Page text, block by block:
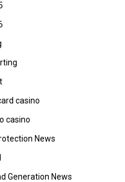
casino
casino
News
Generation News